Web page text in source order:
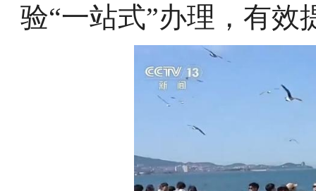
验“一站式”办理，有效